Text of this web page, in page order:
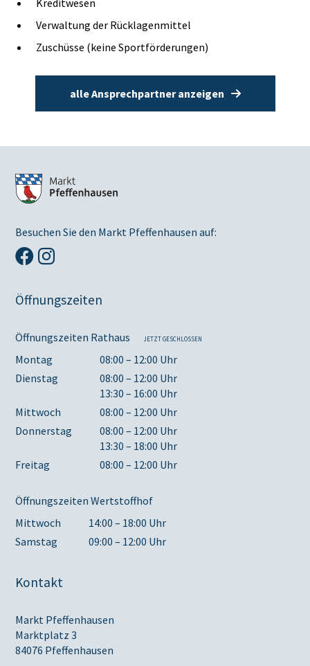
Kreditwesen
Verwaltung der Rücklagenmittel
Zuschüsse (keine Sportförderungen)
alle Ansprechpartner anzeigen
Besuchen Sie den Markt Pfeffenhausen auf:
Öffnungszeiten
Öffnungszeiten Rathaus JETZT GESCHLOSSEN
Montag
08:00 – 12:00 Uhr
Dienstag
08:00 – 12:00 Uhr
13:30 – 16:00 Uhr
Mittwoch
08:00 – 12:00 Uhr
Donnerstag
08:00 – 12:00 Uhr
13:30 – 18:00 Uhr
Freitag
08:00 – 12:00 Uhr
Öffnungszeiten Wertstoffhof
Mittwoch
14:00 – 18:00 Uhr
Samstag
09:00 – 12:00 Uhr
Kontakt
Markt Pfeffenhausen
Marktplatz 3
84076 Pfeffenhausen